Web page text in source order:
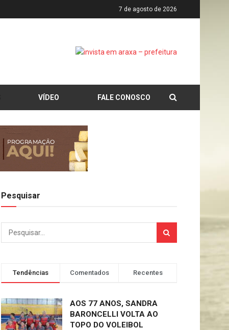
7 de agosto de 2026
VÍDEO FALE CONOSCO
Pesquisar
Tendências Comentados Recentes
AOS 77 ANOS, SANDRA
BARONCELLI VOLTA AO
TOPO DO VOLEIBOL